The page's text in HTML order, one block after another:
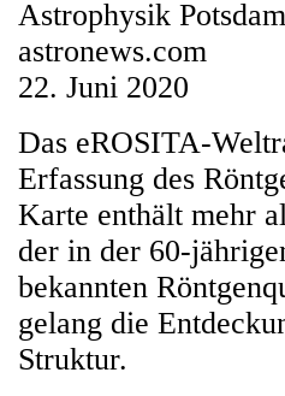
Astrophysik
astronews.com
22. Juni 2020
Das eROSITA-
Erfassung des
Karte enthält mehr
der in der 60-
bekannten
gelang die
Struktur.